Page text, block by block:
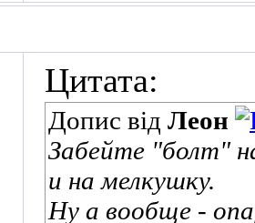
Цитата:
Допис від Леон
Забейте "болт"
и на мелкушку.
Ну а вообще -